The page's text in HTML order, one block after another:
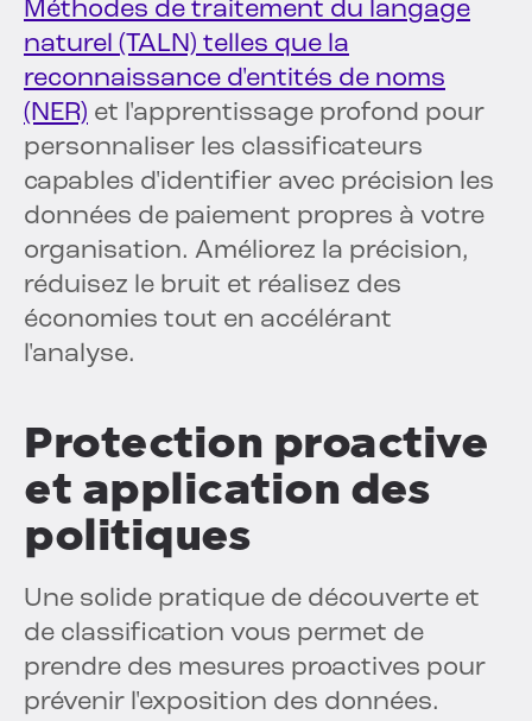
Méthodes de traitement du langage
naturel (TALN) telles que la
reconnaissance d'entités de noms
(NER) et l'apprentissage profond pour
personnaliser les classificateurs
capables d'identifier avec précision les
données de paiement propres à votre
organisation. Améliorez la précision,
réduisez le bruit et réalisez des
économies tout en accélérant
l'analyse.
Protection proactive
et application des
politiques
Une solide pratique de découverte et
de classification vous permet de
prendre des mesures proactives pour
prévenir l'exposition des données.